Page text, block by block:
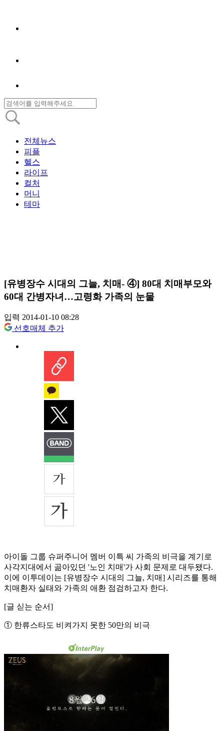
전체뉴스
피플
헬스
라이프
컬처
머니
테마
[유병장수 시대의 그늘, 치매- ④] 80대 치매부모와
60대 간병자녀…고령화 가족의 눈물
입력 2014-01-10 08:28
선호매체 추가
아이돌 그룹 슈퍼주니어 멤버 이특 씨 가족의 비극을 계기로
사각지대에서 곪아있던 '노인 치매'가 사회 문제로 대두됐다.
이에 이투데이는 [유병장수 시대의 그늘, 치매] 시리즈를 통해
치매환자 실태와 가족의 애환 점검하고자 한다.
[글 싣는 순서]
① 한류스타도 비켜가지 못한 50만의 비극